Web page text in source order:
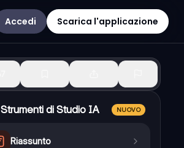
Accedi Scarica l'applicazione
Strumenti di Studio IA NUOVO
Riassunto